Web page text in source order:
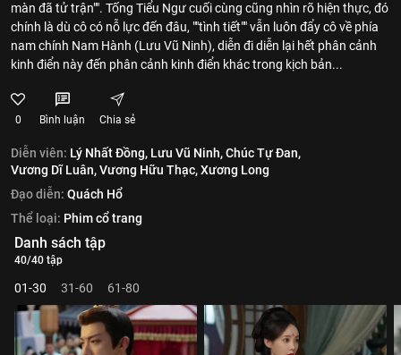
màn đã tử trận"". Tống Tiểu Ngư cuối cùng cũng nhìn rõ hiện thực, đó
chính là dù cô có nỗ lực đến đâu, ""tình tiết"" vẫn luôn đẩy cô về phía
nam chính Nam Hành (Lưu Vũ Ninh), diễn đi diễn lại hết phân cảnh
kinh điển này đến phân cảnh kinh điển khác trong kịch bản...
0 Bình luận Chia sẻ
Diễn viên: Lý Nhất Đồng, Lưu Vũ Ninh,Chúc Tự Đan,
Vương Dĩ Luân,Vương Hữu Thạc,Xương Long
Đạo diễn: Quách Hổ
Thể loại: Phim cổ trang
Danh sách tập
40/40 tập
01-30 31-60 61-80